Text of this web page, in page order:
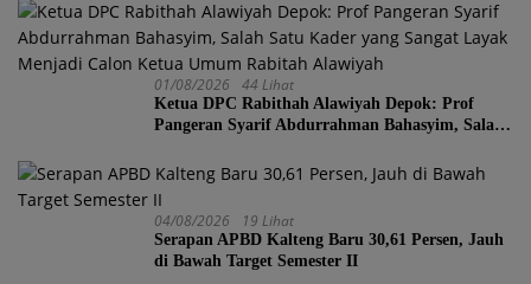
01/08/2026 44 Lihat
Ketua DPC Rabithah Alawiyah Depok: Prof
Pangeran Syarif Abdurrahman Bahasyim, Salah
Ketua Umum Rabitah Alawiyah
04/08/2026 19 Lihat
Serapan APBD Kalteng Baru 30,61 Persen, Jauh
di Bawah Target Semester II